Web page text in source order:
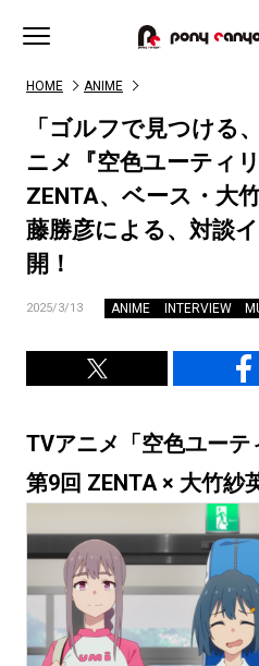
HOME ANIME
「ゴルフで見つける
ニメ『空色ユーティ
ZENTA、ベース・大
藤勝彦による、対談
開！
2025/3/13 ANIME INTERVIEW
TVアニメ「空色ユー
第9回 ZENTA × 大竹紗